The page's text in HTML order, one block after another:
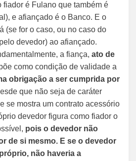
fiador é Fulano que também é
e afiançado é o Banco. E o
(se for o caso, ou no caso do
devedor) ao afiançado.
a fiança, ato de
como condição de validade a
obrigação a ser cumprida por
que não seja de caráter
se mostra um contrato acessório
devedor figura como fiador o
pois o devedor não
de si mesmo. E se o devedor
não haveria a